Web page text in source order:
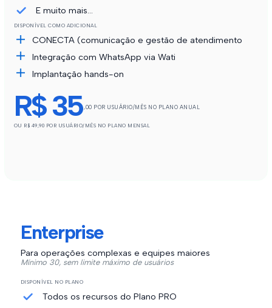
E muito mais...
DISPONÍVEL COMO ADICIONAL
CONECTA (comunicação e gestão de atendimento
Integração com WhatsApp via Wati
Implantação hands-on
R$ 35,00 POR USUÁRIO/MÊS NO PLANO ANUAL
OU R$ 49,90 POR USUÁRIO/MÊS NO PLANO MENSAL
Enterprise
Para operações complexas e equipes maiores
Mínimo 30, sem limite máximo de usuários
DISPONÍVEL NO PLANO
Todos os recursos do Plano PRO